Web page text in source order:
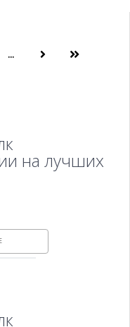
...
на лучших